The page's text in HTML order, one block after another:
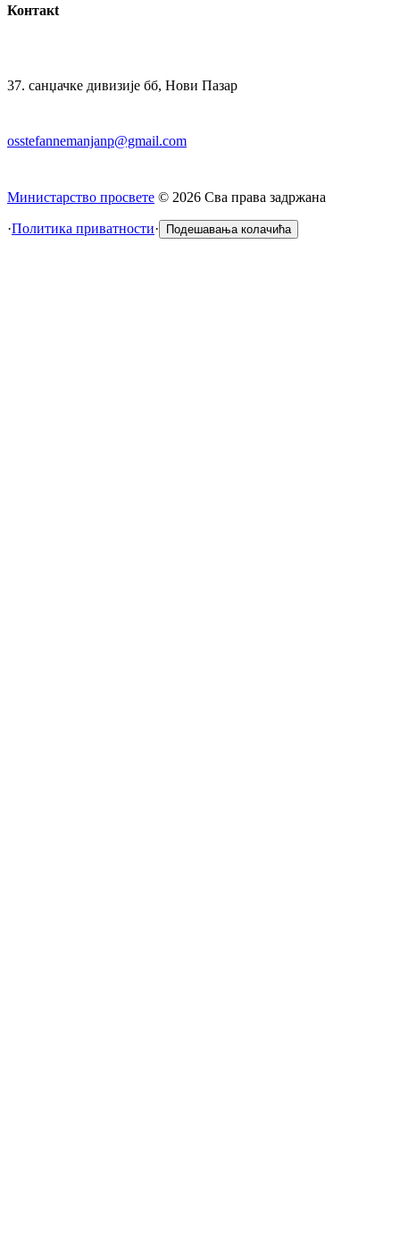
Контакt
37. санџачке дивизије бб, Нови Пазар
osstefannemanjanp@gmail.com
Министарство просвете © 2026 Сва права задржана
·Политика приватности· Подешавања колачића